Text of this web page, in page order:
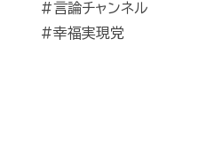
#言論チャンネル
#幸福実現党